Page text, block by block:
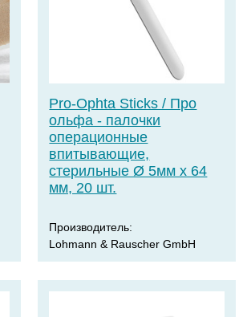
Pro-Ophta Sticks / Про
ольфа - палочки
операционные
впитывающие,
стерильные Ø 5мм х 64
мм, 20 шт.
Производитель:
Lohmann & Rauscher GmbH